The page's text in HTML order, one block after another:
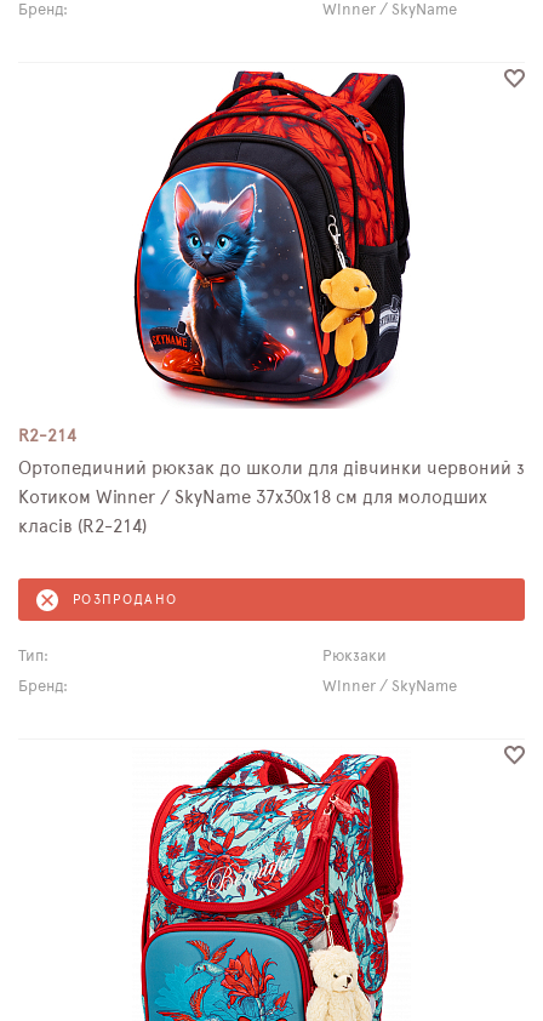
Бренд: Winner / SkyName
R2-214
Ортопедичний рюкзак до школи для дівчинки червоний з
Котиком Winner / SkyName 37х30х18 см для молодших
класів (R2-214)
РОЗПРОДАНО
Тип:
Рюкзаки
Бренд:
Winner / SkyName